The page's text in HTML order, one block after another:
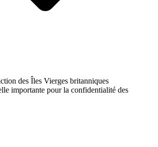
des Îles Vierges britanniques
importante pour la confidentialité des